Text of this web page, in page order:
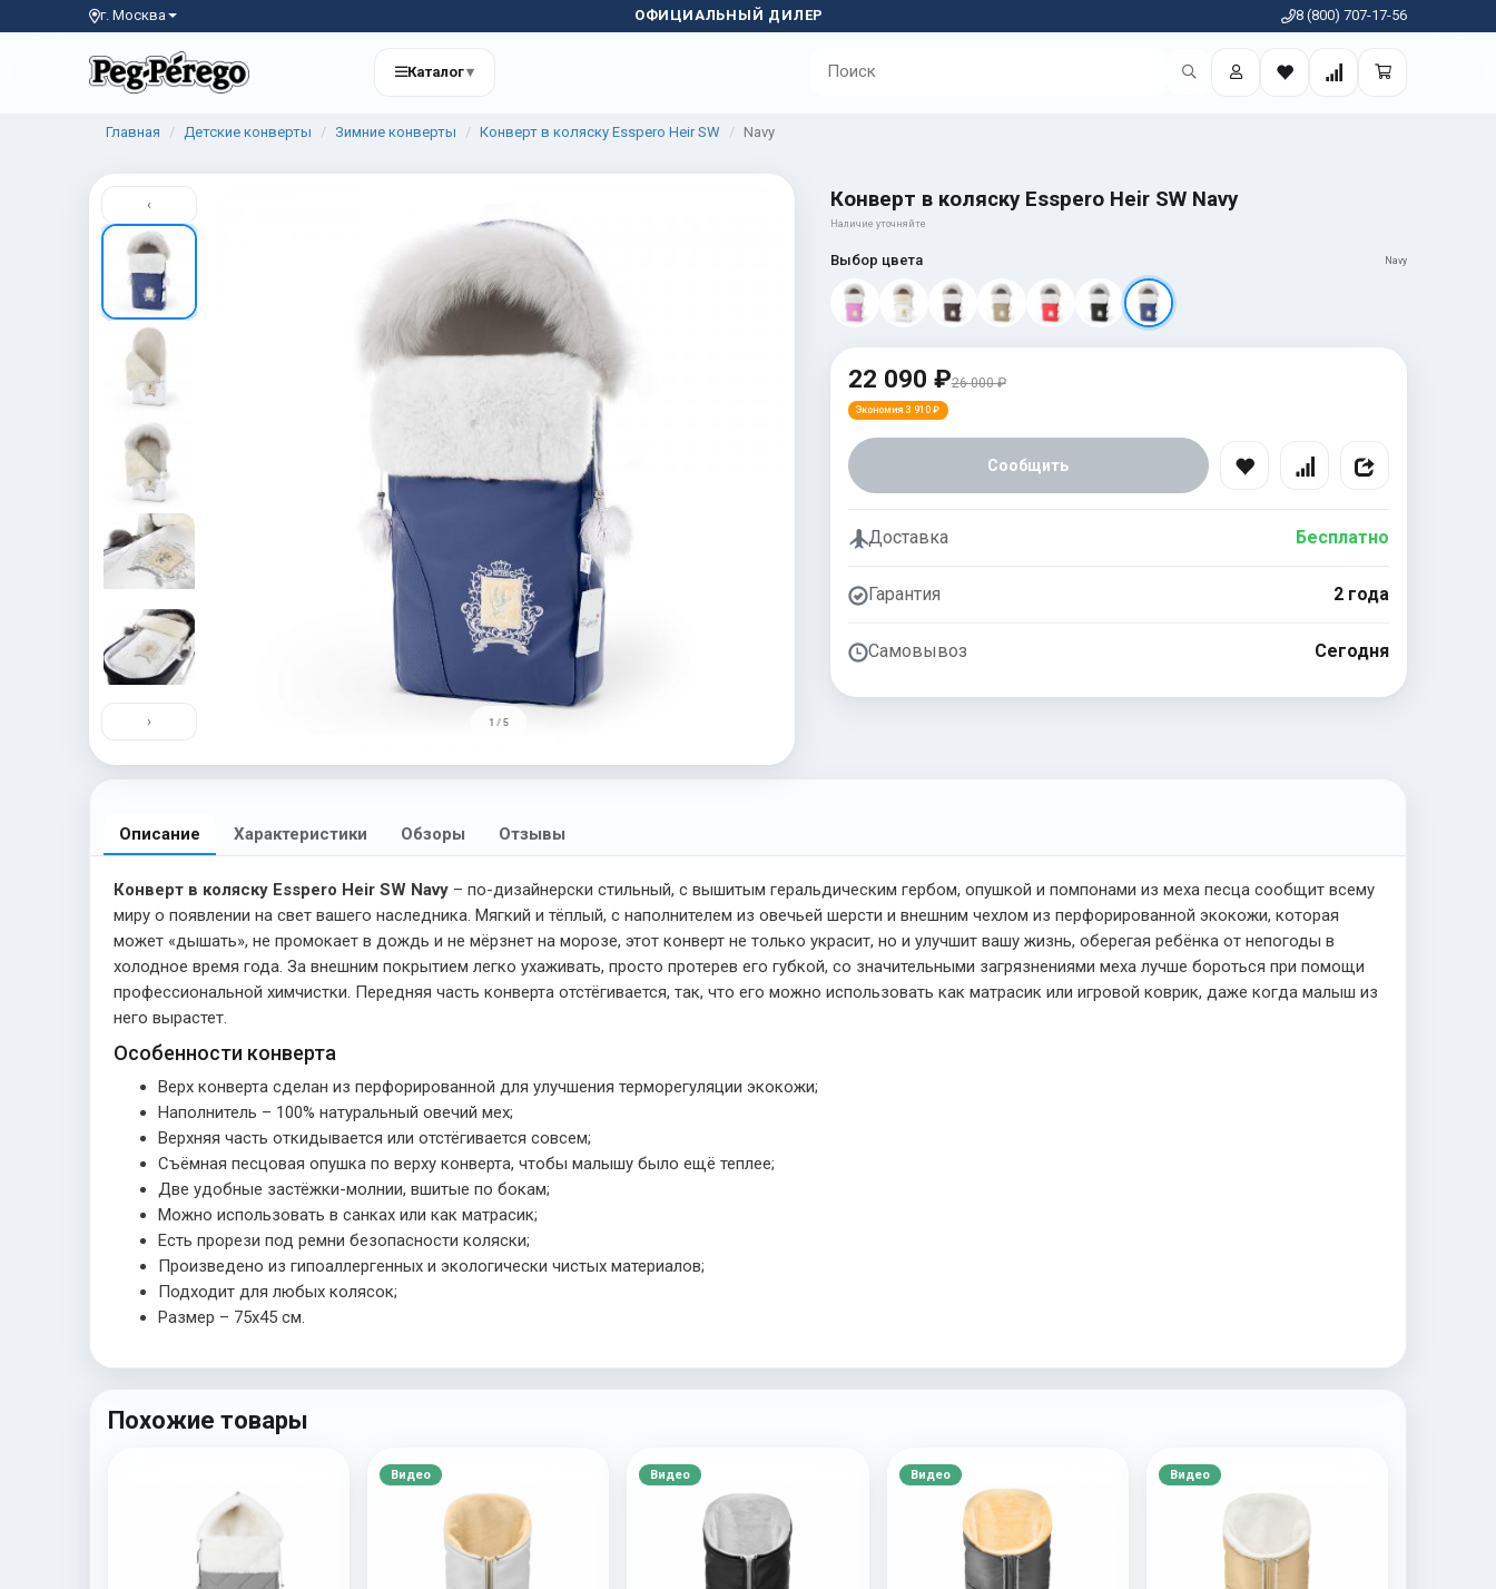
г. Москва ОФИЦИАЛЬНЫЙ ДИЛЕР 8 (800) 707-17-56
Каталог▾
Главная Детские конверты Зимние конверты Конверт в коляску Esspero Heir SW Navy
‹
› 1 / 5
Конверт в коляску Esspero Heir SW Navy
Наличие уточняйте
Выбор цвета Navy
22 090 ₽26 000 ₽
Экономия 3 910 ₽
Сообщить
Доставка Бесплатно
Гарантия 2 года
Самовывоз Сегодня
Описание Характеристики Обзоры Отзывы
Конверт в коляску Esspero Heir SW Navy – по-дизайнерски стильный, с вышитым геральдическим гербом, опушкой и помпонами из меха песца сообщит всему
миру о появлении на свет вашего наследника. Мягкий и тёплый, с наполнителем из овечьей шерсти и внешним чехлом из перфорированной экокожи, которая
может «дышать», не промокает в дождь и не мёрзнет на морозе, этот конверт не только украсит, но и улучшит вашу жизнь, оберегая ребёнка от непогоды в
холодное время года. За внешним покрытием легко ухаживать, просто протерев его губкой, со значительными загрязнениями меха лучше бороться при помощи
профессиональной химчистки. Передняя часть конверта отстёгивается, так, что его можно использовать как матрасик или игровой коврик, даже когда малыш из
него вырастет.
Особенности конверта
Верх конверта сделан из перфорированной для улучшения терморегуляции экокожи;
Наполнитель – 100% натуральный овечий мех;
Верхняя часть откидывается или отстёгивается совсем;
Съёмная песцовая опушка по верху конверта, чтобы малышу было ещё теплее;
Две удобные застёжки-молнии, вшитые по бокам;
Можно использовать в санках или как матрасик;
Есть прорези под ремни безопасности коляски;
Произведено из гипоаллергенных и экологически чистых материалов;
Подходит для любых колясок;
Размер – 75х45 см.
Похожие товары
Видео Видео Видео Видео